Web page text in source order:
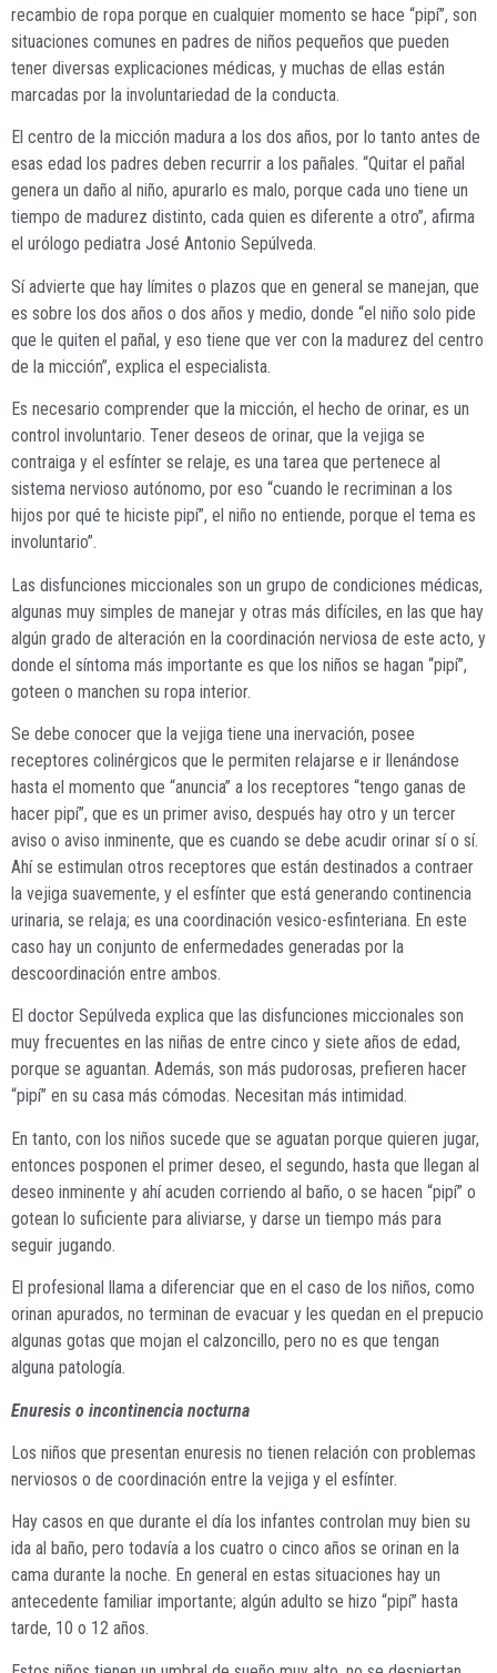
recambio de ropa porque en cualquier momento se hace “pipí”, son
situaciones comunes en padres de niños pequeños que pueden
tener diversas explicaciones médicas, y muchas de ellas están
marcadas por la involuntariedad de la conducta.
El centro de la micción madura a los dos años, por lo tanto antes de
esas edad los padres deben recurrir a los pañales. “Quitar el pañal
genera un daño al niño, apurarlo es malo, porque cada uno tiene un
tiempo de madurez distinto, cada quien es diferente a otro”, afirma
el urólogo pediatra José Antonio Sepúlveda.
Sí advierte que hay límites o plazos que en general se manejan, que
es sobre los dos años o dos años y medio, donde “el niño solo pide
que le quiten el pañal, y eso tiene que ver con la madurez del centro
de la micción”, explica el especialista.
Es necesario comprender que la micción, el hecho de orinar, es un
control involuntario. Tener deseos de orinar, que la vejiga se
contraiga y el esfínter se relaje, es una tarea que pertenece al
sistema nervioso autónomo, por eso “cuando le recriminan a los
hijos por qué te hiciste pipí”, el niño no entiende, porque el tema es
involuntario”.
Las disfunciones miccionales son un grupo de condiciones médicas,
algunas muy simples de manejar y otras más difíciles, en las que hay
algún grado de alteración en la coordinación nerviosa de este acto, y
donde el síntoma más importante es que los niños se hagan “pipí”,
goteen o manchen su ropa interior.
Se debe conocer que la vejiga tiene una inervación, posee
receptores colinérgicos que le permiten relajarse e ir llenándose
hasta el momento que “anuncia” a los receptores “tengo ganas de
hacer pipí”, que es un primer aviso, después hay otro y un tercer
aviso o aviso inminente, que es cuando se debe acudir orinar sí o sí.
Ahí se estimulan otros receptores que están destinados a contraer
la vejiga suavemente, y el esfínter que está generando continencia
urinaria, se relaja; es una coordinación vesico-esfinteriana. En este
caso hay un conjunto de enfermedades generadas por la
descoordinación entre ambos.
El doctor Sepúlveda explica que las disfunciones miccionales son
muy frecuentes en las niñas de entre cinco y siete años de edad,
porque se aguantan. Además, son más pudorosas, prefieren hacer
“pipí” en su casa más cómodas. Necesitan más intimidad.
En tanto, con los niños sucede que se aguatan porque quieren jugar,
entonces posponen el primer deseo, el segundo, hasta que llegan al
deseo inminente y ahí acuden corriendo al baño, o se hacen “pipí” o
gotean lo suficiente para aliviarse, y darse un tiempo más para
seguir jugando.
El profesional llama a diferenciar que en el caso de los niños, como
orinan apurados, no terminan de evacuar y les quedan en el prepucio
algunas gotas que mojan el calzoncillo, pero no es que tengan
alguna patología.
Enuresis o incontinencia nocturna
Los niños que presentan enuresis no tienen relación con problemas
nerviosos o de coordinación entre la vejiga y el esfínter.
Hay casos en que durante el día los infantes controlan muy bien su
ida al baño, pero todavía a los cuatro o cinco años se orinan en la
cama durante la noche. En general en estas situaciones hay un
antecedente familiar importante; algún adulto se hizo “pipí” hasta
tarde, 10 o 12 años.